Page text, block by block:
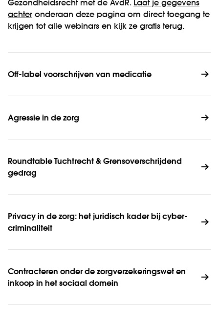
Gezondheidsrecht met de AvdR. Laat je gegevens
achter onderaan deze pagina om direct toegang te
krijgen tot alle webinars en kijk ze gratis terug.
Off-label voorschrijven van medicatie
Agressie in de zorg
Roundtable Tuchtrecht & Grensoverschrijdend
gedrag
Privacy in de zorg: het juridisch kader bij cyber­
criminali­teit
Contracteren onder de zorgverzekeringswet en
inkoop in het sociaal domein